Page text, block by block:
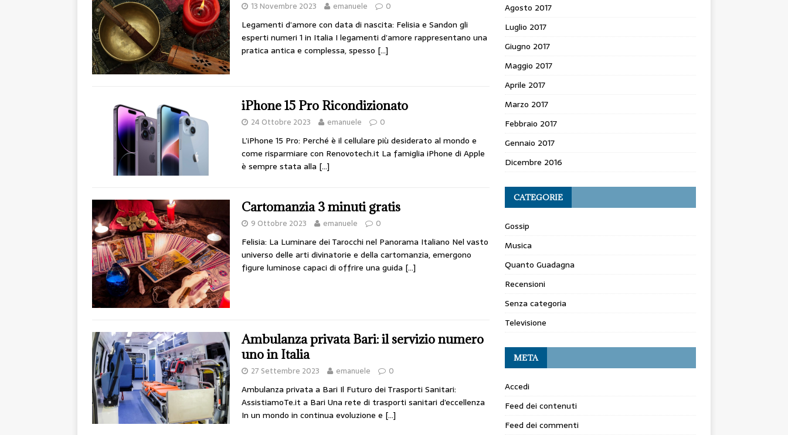
13 Novembre 2023 emanuele 0
Legamenti d’amore con data di nascita: Felisia e Sandon gli
esperti numeri 1 in Italia I legamenti d’amore rappresentano una
pratica antica e complessa, spesso […]
iPhone 15 Pro Ricondizionato
24 Ottobre 2023 emanuele 0
L’iPhone 15 Pro: Perché è il cellulare più desiderato al mondo e
come risparmiare con Renovotech.it La famiglia iPhone di Apple
è sempre stata alla […]
Cartomanzia 3 minuti gratis
9 Ottobre 2023 emanuele 0
Felisia: La Luminare dei Tarocchi nel Panorama Italiano Nel vasto
universo delle arti divinatorie e della cartomanzia, emergono
figure luminose capaci di offrire una guida […]
Ambulanza privata Bari: il servizio numero
uno in Italia
27 Settembre 2023 emanuele 0
Ambulanza privata a Bari Il Futuro dei Trasporti Sanitari:
AssistiamoTe.it a Bari Una rete di trasporti sanitari d’eccellenza
In un mondo in continua evoluzione e […]
Agosto 2017
Luglio 2017
Giugno 2017
Maggio 2017
Aprile 2017
Marzo 2017
Febbraio 2017
Gennaio 2017
Dicembre 2016
CATEGORIE
Gossip
Musica
Quanto Guadagna
Recensioni
Senza categoria
Televisione
META
Accedi
Feed dei contenuti
Feed dei commenti